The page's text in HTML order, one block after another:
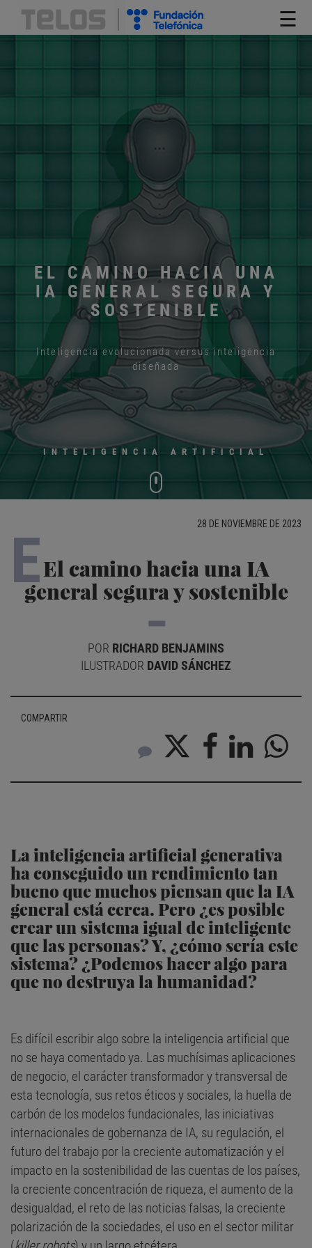
☰
EL CAMINO HACIA UNA
IA GENERAL SEGURA Y
SOSTENIBLE
Inteligencia evolucionada versus inteligencia
diseñada
INTELIGENCIA ARTIFICIAL
28 DE NOVIEMBRE DE 2023
EEl camino hacia una IA
general segura y sostenible
POR RICHARD BENJAMINS
ILUSTRADOR DAVID SÁNCHEZ
COMPARTIR
La inteligencia artificial generativa
ha conseguido un rendimiento tan
bueno que muchos piensan que la IA
general está cerca. Pero ¿es posible
crear un sistema igual de inteligente
que las personas? Y, ¿cómo sería este
sistema? ¿Podemos hacer algo para
que no destruya la humanidad?
Es difícil escribir algo sobre la inteligencia artificial que
no se haya comentado ya. Las muchísimas aplicaciones
de negocio, el carácter transformador y transversal de
esta tecnología, sus retos éticos y sociales, la huella de
carbón de los modelos fundacionales, las iniciativas
internacionales de gobernanza de IA, su regulación, el
futuro del trabajo por la creciente automatización y el
impacto en la sostenibilidad de las cuentas de los países,
la creciente concentración de riqueza, el aumento de la
desigualdad, el reto de las noticias falsas, la creciente
polarización de la sociedades, el uso en el sector militar